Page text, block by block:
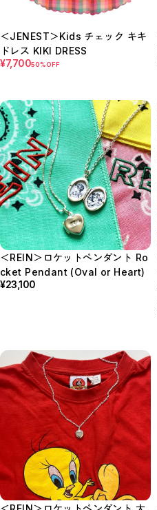
＜JENEST＞Kids チェック キキ
ドレス KIKI DRESS
¥7,70050%OFF
＜REIN＞ロケットペンダント Ro
cket Pendant (Oval or Heart)
¥23,100